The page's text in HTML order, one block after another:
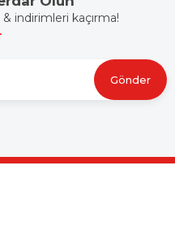
indirimleri kaçırma!
Gönder